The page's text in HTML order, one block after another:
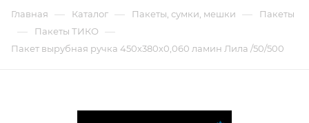
Главная — Каталог — Пакеты, сумки, мешки — Пакеты
— Пакеты ТИКО —
Пакет вырубная ручка 450х380х0,060 ламин Лила /50/500